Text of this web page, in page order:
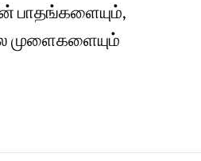
பாதங்களையும்,
முளைகளையும்